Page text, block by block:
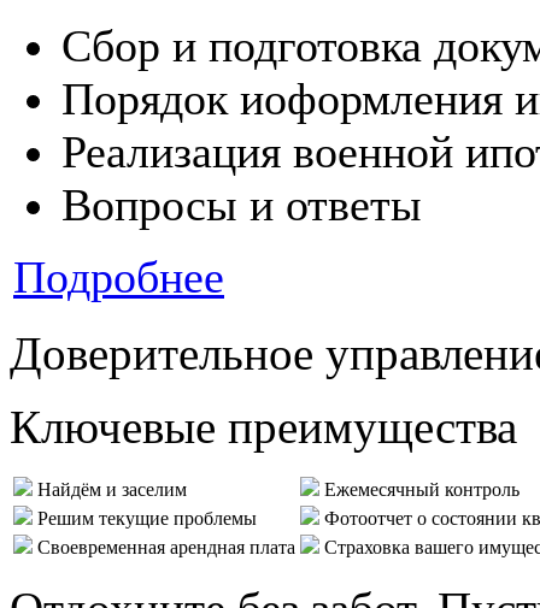
Сбор и подготовка
Порядок иоформления
Реализация военной
Вопросы и ответы
Подробнее
Доверительное
Ключевые преимущества
Найдём и заселим
Ежемесячный контроль
Решим текущие проблемы
Фотоотчет о состоянии
Своевременная арендная плата
Страховка вашего